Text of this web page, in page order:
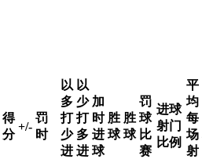
得
分
+/-
罚
时
以
多
打
少
进
以
少
打
多
进
加
时
进
球
胜
球
胜
球
罚
球
比
赛
进球
射门
比例
平
均
每
场
射